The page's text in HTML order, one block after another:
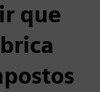
que